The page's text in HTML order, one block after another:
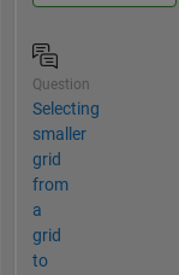
Question
Selecting
smaller
grid
from
a
grid
to